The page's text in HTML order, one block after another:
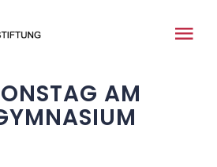
AM